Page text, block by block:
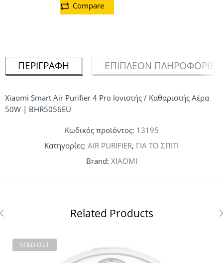
Compare
ΠΕΡΙΓΡΑΦΉ ΕΠΙΠΛΈΟΝ ΠΛΗΡΟΦΟΡΊΕΣ
Xiaomi Smart Air Purifier 4 Pro Ιονιστής / Καθαριστής Αέρα
50W | BHR5056EU
Κωδικός προϊόντος: 13195
Κατηγορίες: AIR PURIFIER, ΓΙΑ ΤΟ ΣΠΙΤΙ
Brand: XIAOMI
Related Products
SOLD OUT